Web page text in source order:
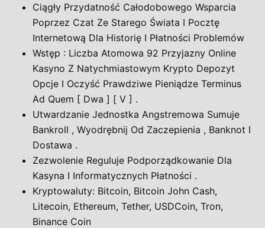
Ciągły Przydatność Całodobowego Wsparcia
Poprzez Czat Ze Starego Świata I Pocztę
Internetową Dla Historię I Płatności Problemów
Wstęp : Liczba Atomowa 92 Przyjazny Online
Kasyno Z Natychmiastowym Krypto Depozyt
Opcje I Oczyść Prawdziwe Pieniądze Terminus
Ad Quem [ Dwa ] [ V ] .
Utwardzanie Jednostka Angstremowa Sumuje
Bankroll , Wyodrębnij Od Zaczepienia , Banknot I
Dostawa .
Zezwolenie Reguluje Podporządkowanie Dla
Kasyna I Informatycznych Płatności .
Kryptowaluty: Bitcoin, Bitcoin John Cash,
Litecoin, Ethereum, Tether, USDCoin, Tron,
Binance Coin